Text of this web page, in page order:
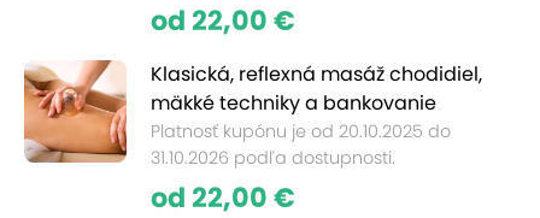
od 22,00 €
Klasická, reflexná masáž chodidiel,
mäkké techniky a bankovanie
Platnosť kupónu je od 20.10.2025 do
31.10.2026 podľa dostupnosti.
od 22,00 €